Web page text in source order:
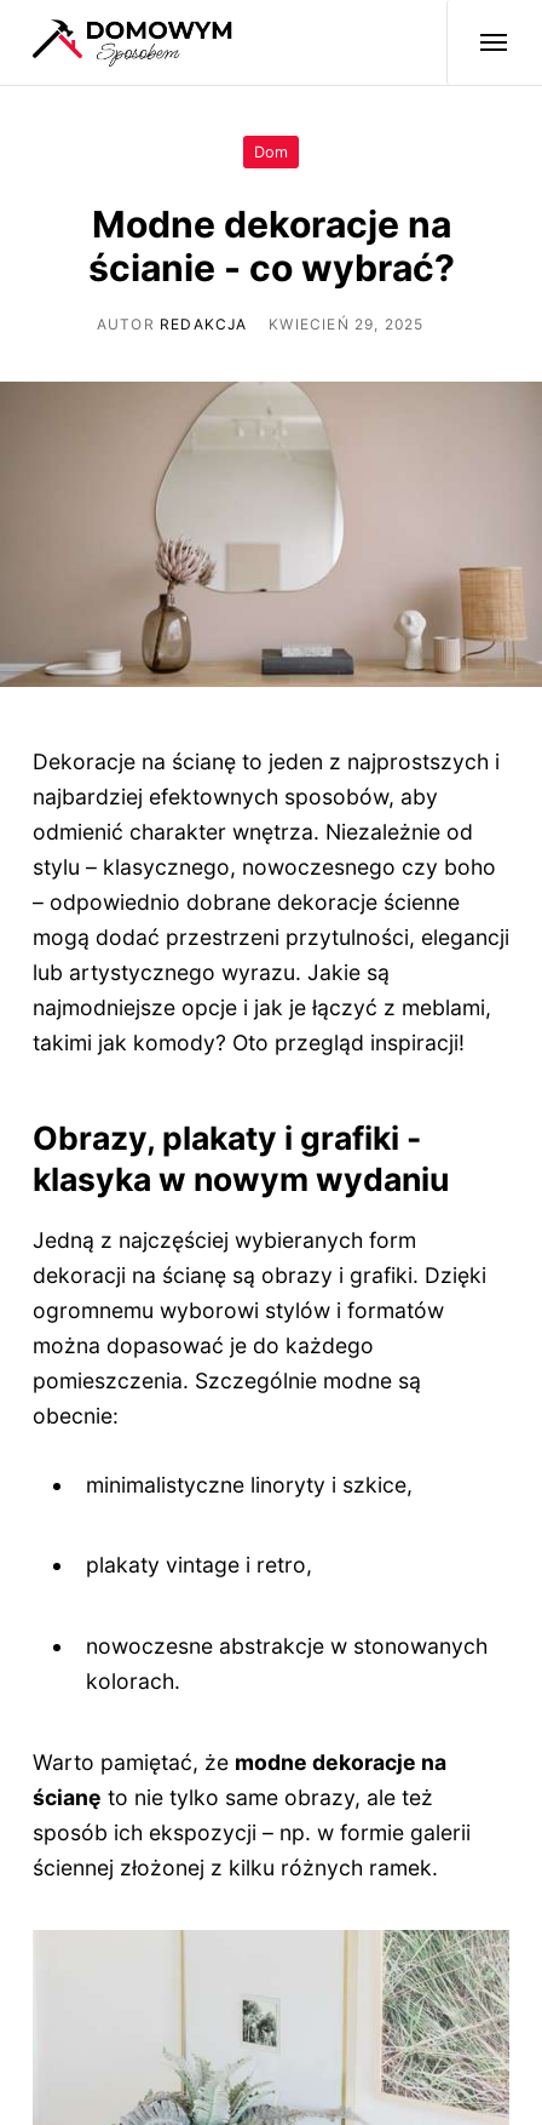
Dom
Modne dekoracje na
ścianie - co wybrać?
AUTOR REDAKCJA KWIECIEŃ 29, 2025
Dekoracje na ścianę to jeden z najprostszych i
najbardziej efektownych sposobów, aby
odmienić charakter wnętrza. Niezależnie od
stylu – klasycznego, nowoczesnego czy boho
– odpowiednio dobrane dekoracje ścienne
mogą dodać przestrzeni przytulności, elegancji
lub artystycznego wyrazu. Jakie są
najmodniejsze opcje i jak je łączyć z meblami,
takimi jak komody? Oto przegląd inspiracji!
Obrazy, plakaty i grafiki -
klasyka w nowym wydaniu
Jedną z najczęściej wybieranych form
dekoracji na ścianę są obrazy i grafiki. Dzięki
ogromnemu wyborowi stylów i formatów
można dopasować je do każdego
pomieszczenia. Szczególnie modne są
obecnie:
minimalistyczne linoryty i szkice,
plakaty vintage i retro,
nowoczesne abstrakcje w stonowanych
kolorach.
Warto pamiętać, że modne dekoracje na
ścianę to nie tylko same obrazy, ale też
sposób ich ekspozycji – np. w formie galerii
ściennej złożonej z kilku różnych ramek.